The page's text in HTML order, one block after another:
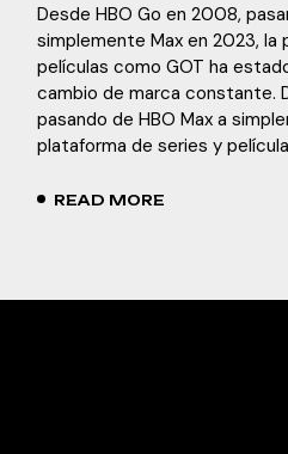
Desde HBO Go en 2008,
simplemente Max en 2023, la
películas como GOT ha
cambio de marca constante.
pasando de HBO Max a
plataforma de series y
READ MORE